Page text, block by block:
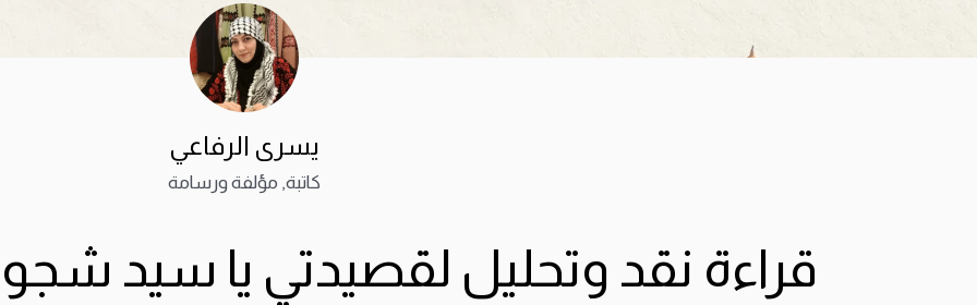
يسرى الرفاعي
كاتبة, مؤلفة ورسامة
قراءة نقد وتحليل لقصيدتي يا سيد